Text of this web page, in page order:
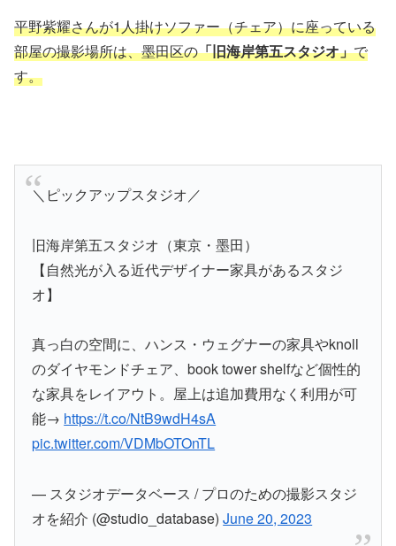
平野紫耀さんが1人掛けソファー（チェア）に座っている
部屋の撮影場所は、墨田区の「旧海岸第五スタジオ」で
す。
＼ピックアップスタジオ／
旧海岸第五スタジオ（東京・墨田）
【自然光が入る近代デザイナー家具があるスタジ
オ】
真っ白の空間に、ハンス・ウェグナーの家具やknoll
のダイヤモンドチェア、book tower shelfなど個性的
な家具をレイアウト。屋上は追加費用なく利用が可
能→ https://t.co/NtB9wdH4sA
pic.twitter.com/VDMbOTOnTL
— スタジオデータベース / プロのための撮影スタジ
オを紹介 (@studio_database)June 20, 2023